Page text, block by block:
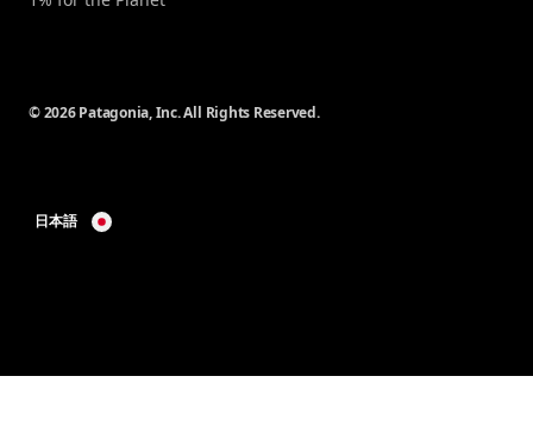
© 2026 Patagonia, Inc. All Rights Reserved.
日本語